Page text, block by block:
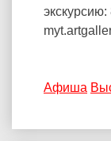
Афиша